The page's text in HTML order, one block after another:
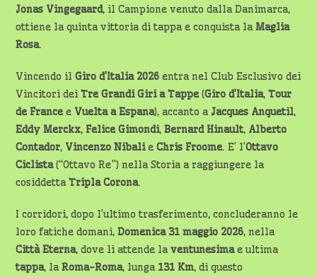
Jonas Vingegaard, il Campione venuto dalla Danimarca,
ottiene la quinta vittoria di tappa e conquista laMaglia
Rosa.
Vincendo ilGiro d’Italia 2026 entra nel Club Esclusivo dei
Vincitori deiTre Grandi Giri a Tappe (Giro d’Italia,Tour
de France e Vuelta a Espana), accanto a Jacques Anquetil,
Eddy Merckx, Felice Gimondi,Bernard Hinault, Alberto
Contador, Vincenzo NibalieChris Froome. E’ l’Ottavo
Ciclista(“Ottavo Re”) nella Storia a raggiungere la
cosiddettaTripla Corona.
I corridori, dopo l’ultimo trasferimento, concluderanno le
loro fatiche domani,Domenica 31 maggio 2026, nella
Città Eterna, dove li attende laventunesimae ultima
tappa, laRoma-Roma, lunga 131 Km, di questo